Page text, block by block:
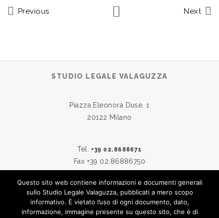
Previous Next
STUDIO LEGALE VALAGUZZA
Piazza Eleonora Duse, 1
20122 Milano
Tel. +39 02.8688671
Fax +39 02.86886750
Skype:studiovalaguzza
Email:info@studiovalaguzza.it
Questo sito web contiene informazioni e documenti generali
sullo Studio Legale Valaguzza, pubblicati a mero scopo
informativo. È vietato l’uso di ogni documento, dato,
informazione, immagine presente su questo sito, che è di